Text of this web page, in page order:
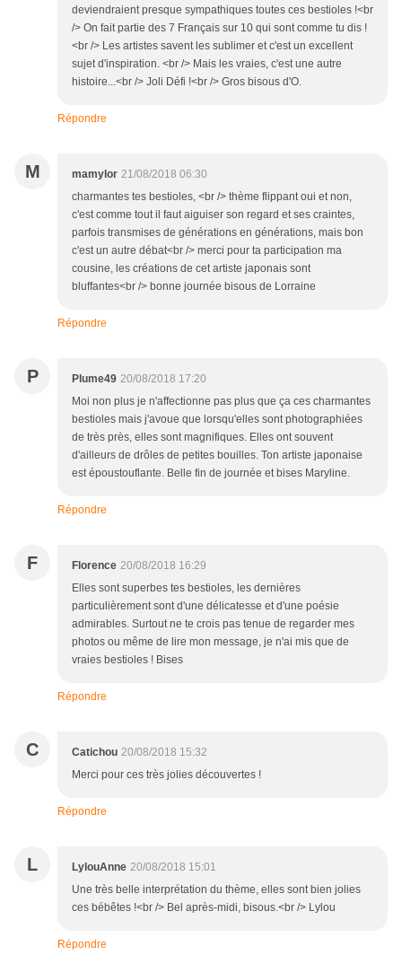
deviendraient presque sympathiques toutes ces bestioles !<br
/> On fait partie des 7 Français sur 10 qui sont comme tu dis !
<br /> Les artistes savent les sublimer et c'est un excellent
sujet d'inspiration. <br /> Mais les vraies, c'est une autre
histoire...<br /> Joli Défi !<br /> Gros bisous d'O.
Répondre
M mamylor 21/08/2018 06:30
charmantes tes bestioles, <br /> thème flippant oui et non,
c'est comme tout il faut aiguiser son regard et ses craintes,
parfois transmises de générations en générations, mais bon
c'est un autre débat<br /> merci pour ta participation ma
cousine, les créations de cet artiste japonais sont
bluffantes<br /> bonne journée bisous de Lorraine
Répondre
P Plume49 20/08/2018 17:20
Moi non plus je n'affectionne pas plus que ça ces charmantes
bestioles mais j'avoue que lorsqu'elles sont photographiées
de très près, elles sont magnifiques. Elles ont souvent
d'ailleurs de drôles de petites bouilles. Ton artiste japonaise
est époustouflante. Belle fin de journée et bises Maryline.
Répondre
F Florence 20/08/2018 16:29
Elles sont superbes tes bestioles, les dernières
particulièrement sont d'une délicatesse et d'une poésie
admirables. Surtout ne te crois pas tenue de regarder mes
photos ou même de lire mon message, je n'ai mis que de
vraies bestioles ! Bises
Répondre
C Catichou 20/08/2018 15:32
Merci pour ces très jolies découvertes !
Répondre
L LylouAnne 20/08/2018 15:01
Une très belle interprétation du thème, elles sont bien jolies
ces bébêtes !<br /> Bel après-midi, bisous.<br /> Lylou
Répondre